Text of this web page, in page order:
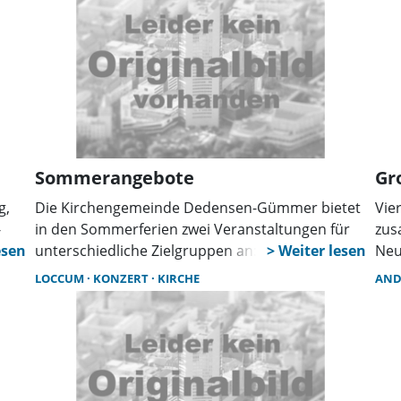
Sommerangebote
Die Kirchengemeinde Dedensen-Gümmer bietet
in den Sommerferien zwei Veranstaltungen für
unterschiedliche Zielgruppen an: einen
Familienfilmabend im Gemeindehaus sowie
einen Kurs mit Elementen chinesischer
Bewegungskunst im Kirchgarten. Anmeldungen
sind erforderlich.
LOCCUM KONZERT KIRCHE